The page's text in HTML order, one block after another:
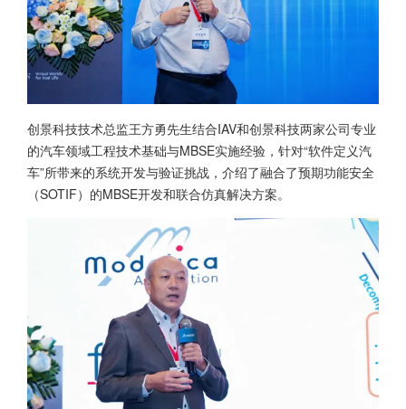
创景科技技术总监王方勇先生结合IAV和创景科技两家公司专业
的汽车领域工程技术基础与MBSE实施经验，针对“软件定义汽
车”所带来的系统开发与验证挑战，介绍了融合了预期功能安全
（SOTIF）的MBSE开发和联合仿真解决方案。